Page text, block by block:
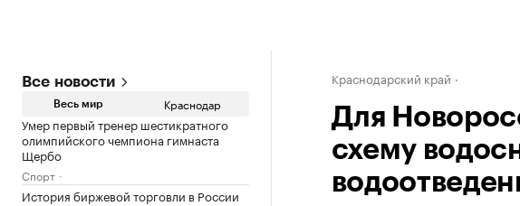
Все новости
Весь мир Краснодар
Умер первый тренер шестикратного
олимпийского чемпиона гимнаста
Щербо
Спорт
История биржевой торговли в России
Краснодарский край
Для
схему